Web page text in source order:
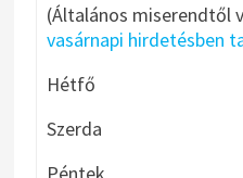
(Általános miserendtől
vasárnapi hirdetésben
Hétfő
Szerda
Péntek